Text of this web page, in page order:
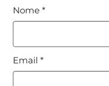
Nome*
Email*